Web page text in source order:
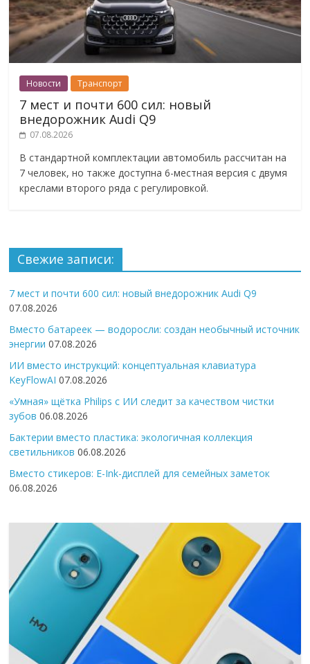
Новости Транспорт
7 мест и почти 600 сил: новый
внедорожник Audi Q9
07.08.2026
В стандартной комплектации автомобиль рассчитан на
7 человек, но также доступна 6-местная версия с двумя
креслами второго ряда с регулировкой.
Свежие записи:
7 мест и почти 600 сил: новый внедорожник Audi Q9
07.08.2026
Вместо батареек — водоросли: создан необычный источник
энергии 07.08.2026
ИИ вместо инструкций: концептуальная клавиатура
KeyFlowAI 07.08.2026
«Умная» щётка Philips с ИИ следит за качеством чистки
зубов 06.08.2026
Бактерии вместо пластика: экологичная коллекция
светильников 06.08.2026
Вместо стикеров: E-Ink-дисплей для семейных заметок
06.08.2026